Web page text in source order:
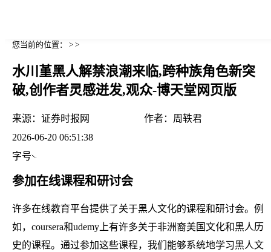
您当前的位置： > >
水川堇黑人解禁浪潮来临,跨种族角色新突
破,创作者灵感迸发,观众-博天堂网页版
来源： 证券时报网 作者： 周轶君
2026-06-20 06:51:38
字号
参加在线课程和研讨会
许多在线教育平台提供了关于黑人文化的课程和研讨会。例
如，coursera和udemy上有许多关于非洲裔美国文化和黑人历
史的课程。通过参加这些课程，我们能够系统地学习黑人文